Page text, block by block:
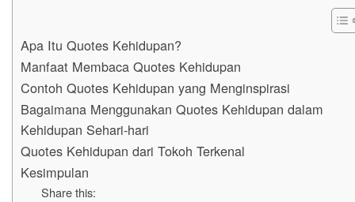
Apa Itu Quotes Kehidupan?
Manfaat Membaca Quotes Kehidupan
Contoh Quotes Kehidupan yang Menginspirasi
Bagaimana Menggunakan Quotes Kehidupan dalam
Kehidupan Sehari-hari
Quotes Kehidupan dari Tokoh Terkenal
Kesimpulan
Share this: